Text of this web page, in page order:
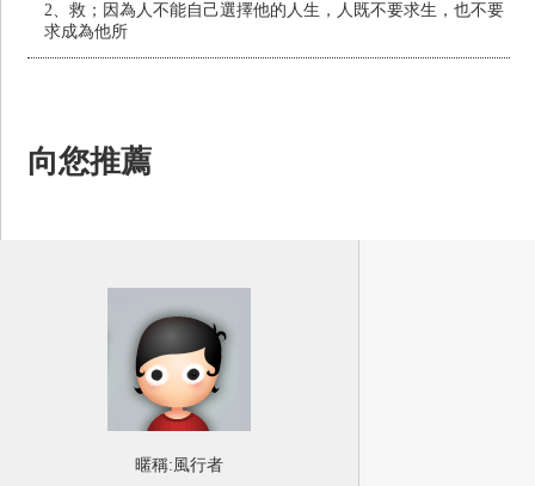
2、救；因為人不能自己選擇他的人生，人既不要求生，也不要
求成為他所
向您推薦
暱稱: 風行者